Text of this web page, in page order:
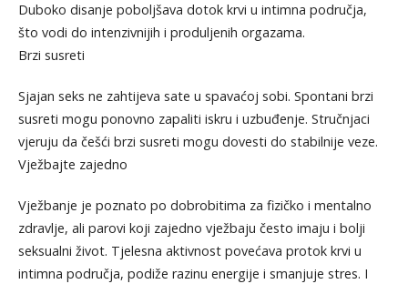
Duboko disanje poboljšava dotok krvi u intimna područja,
što vodi do intenzivnijih i produljenih orgazama.
Brzi susreti
Sjajan seks ne zahtijeva sate u spavaćoj sobi. Spontani brzi
susreti mogu ponovno zapaliti iskru i uzbuđenje. Stručnjaci
vjeruju da češći brzi susreti mogu dovesti do stabilnije veze.
Vježbajte zajedno
Vježbanje je poznato po dobrobitima za fizičko i mentalno
zdravlje, ali parovi koji zajedno vježbaju često imaju i bolji
seksualni život. Tjelesna aktivnost povećava protok krvi u
intimna područja, podiže razinu energije i smanjuje stres. I